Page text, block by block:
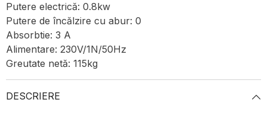
Putere electrică: 0.8kw
Putere de încălzire cu abur: 0
Absorbtie: 3 A
Alimentare: 230V/1N/50Hz
Greutate netă: 115kg
DESCRIERE